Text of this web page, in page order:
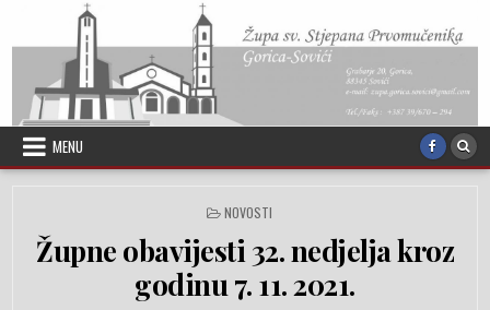
Skip to content
MENU
POSTED IN
NOVOSTI
Župne obavijesti 32. nedjelja kroz
godinu 7. 11. 2021.